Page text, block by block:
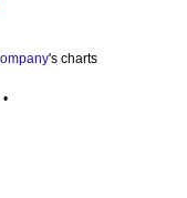
's charts